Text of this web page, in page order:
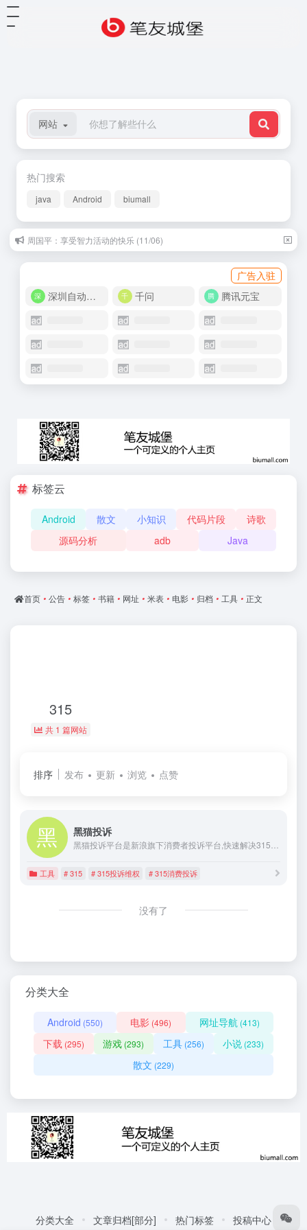
网站
热门搜索
java Android biumall
周国平：享受智力活动的快乐 (11/06)
广告入驻
深圳自动化商城
千问 腾讯元宝
标签云
Android 散文 小知识 代码片段
诗歌
源码分析
adb Java
首页 • 公告 • 标签 • 书籍 • 网址 • 米表 • 电影 • 归档 • 工具 • 正文
315
共 1 篇网站
排序 发布 更新 浏览 点赞
黑猫投诉
工具 # 315 # 315投诉维权 # 315消费投诉
没有了
分类大全
Android (550) 电影 (496) 网址导航 (413)
下载 (295) 游戏 (293) 工具(256) 小说 (233)
散文 (229)
分类大全 文章归档[部分] 热门标签 投稿中心